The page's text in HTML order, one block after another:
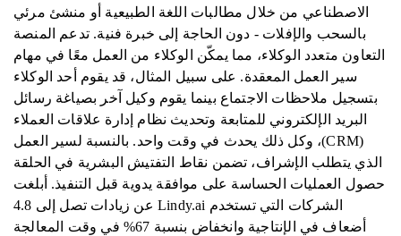
الاصطناعي من خلال مطالبات اللغة الطبيعية أو منشئ مرئي
بالسحب والإفلات - دون الحاجة إلى خبرة فنية. تدعم المنصة
التعاون متعدد الوكلاء، مما يمكّن الوكلاء من العمل معًا في مهام
سير العمل المعقدة. على سبيل المثال، قد يقوم أحد الوكلاء
بتسجيل ملاحظات الاجتماع بينما يقوم وكيل آخر بصياغة رسائل
البريد الإلكتروني للمتابعة وتحديث نظام إدارة علاقات العملاء
(CRM)، وكل ذلك يحدث في وقت واحد. بالنسبة لسير العمل
الذي يتطلب الإشراف، تضمن نقاط التفتيش البشرية في الحلقة
حصول العمليات الحساسة على موافقة يدوية قبل التنفيذ. أبلغت
الشركات التي تستخدم Lindy.ai عن زيادات تصل إلى 4.8
أضعاف في الإنتاجية وانخفاض بنسبة 67% في وقت المعالجة